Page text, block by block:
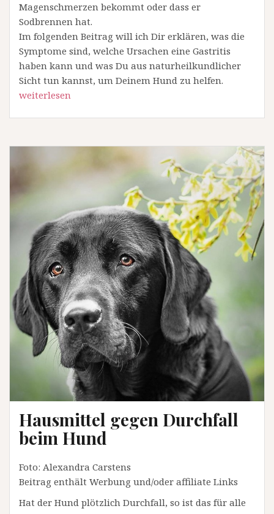
Magenschmerzen bekommt oder dass er
Sodbrennen hat.
Im folgenden Beitrag will ich Dir erklären, was die
Symptome sind, welche Ursachen eine Gastritis
haben kann und was Du aus naturheilkundlicher
Sicht tun kannst, um Deinem Hund zu helfen.
weiterlesen
Hausmittel gegen Durchfall
beim Hund
Foto: Alexandra Carstens
Beitrag enthält Werbung und/oder affiliate Links
Hat der Hund plötzlich Durchfall, so ist das für alle